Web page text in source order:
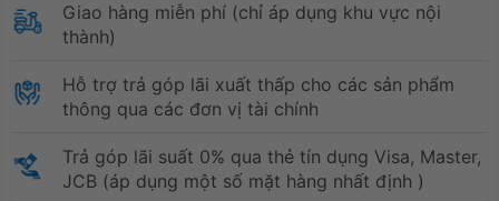
Giao hàng miễn phí (chỉ áp dụng khu vực nội
thành)
Hỗ trợ trả góp lãi xuất thấp cho các sản phẩm
thông qua các đơn vị tài chính
Trả góp lãi suất 0% qua thẻ tín dụng Visa, Master,
JCB (áp dụng một số mặt hàng nhất định )